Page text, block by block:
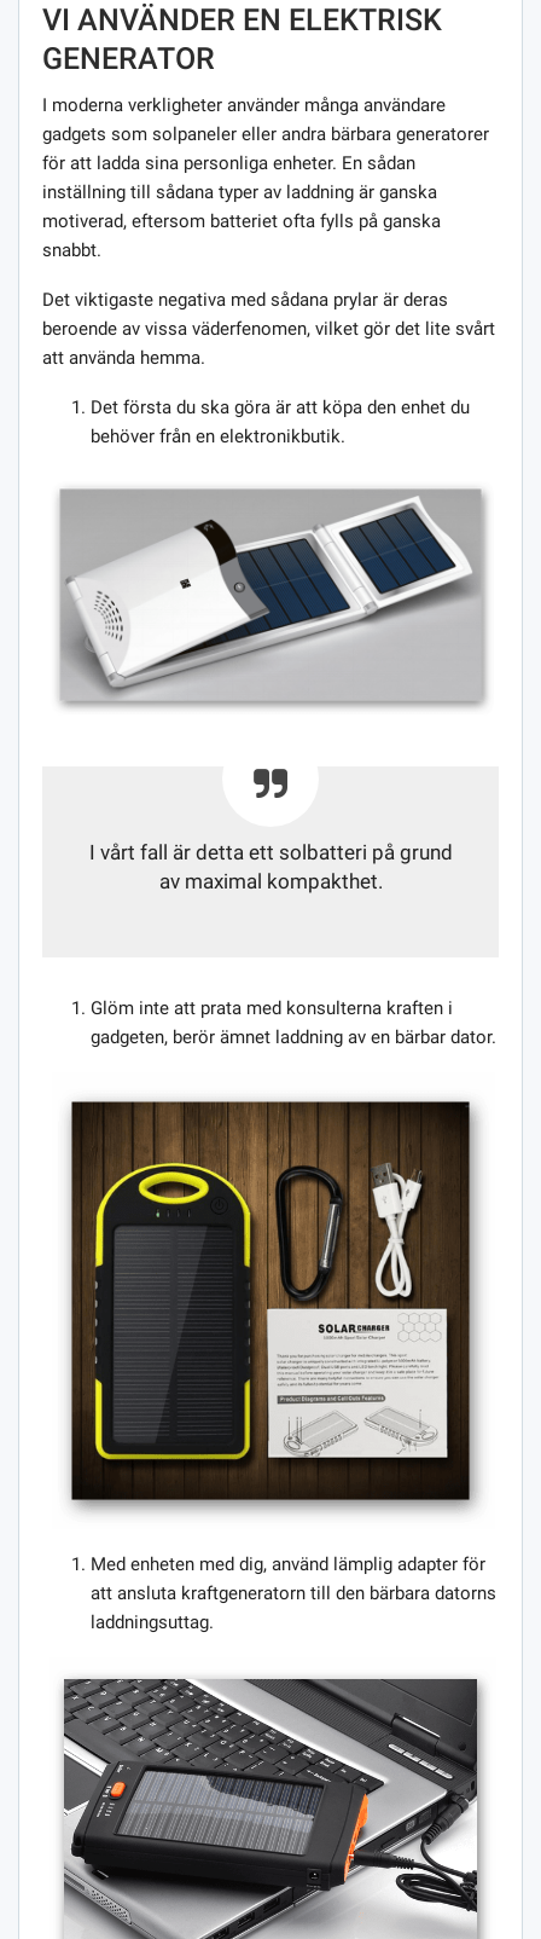
VI ANVÄNDER EN ELEKTRISK
GENERATOR
I moderna verkligheter använder många användare
gadgets som solpaneler eller andra bärbara generatorer
för att ladda sina personliga enheter. En sådan
inställning till sådana typer av laddning är ganska
motiverad, eftersom batteriet ofta fylls på ganska
snabbt.
Det viktigaste negativa med sådana prylar är deras
beroende av vissa väderfenomen, vilket gör det lite svårt
att använda hemma.
Det första du ska göra är att köpa den enhet du
behöver från en elektronikbutik.
I vårt fall är detta ett solbatteri på grund
av maximal kompakthet.
Glöm inte att prata med konsulterna kraften i
gadgeten, berör ämnet laddning av en bärbar dator.
Med enheten med dig, använd lämplig adapter för
att ansluta kraftgeneratorn till den bärbara datorns
laddningsuttag.